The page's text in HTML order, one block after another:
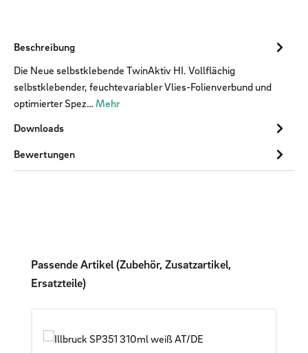
Beschreibung
Die Neue selbstklebende TwinAktiv HI. Vollflächig
selbstklebender, feuchtevariabler Vlies-Folienverbund und
optimierter Spez… Mehr
Downloads
Bewertungen
Produktgalerie überspringen
Passende Artikel (Zubehör, Zusatzartikel,
Ersatzteile)